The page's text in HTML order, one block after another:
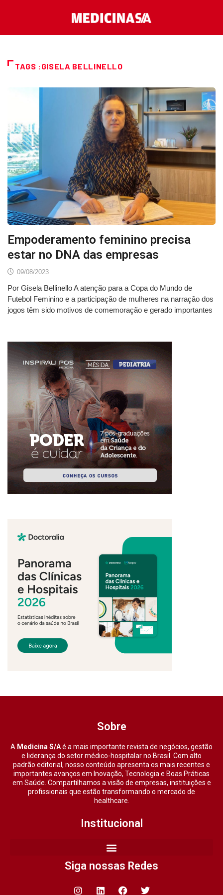
TAGS :GISELA BELLINELLO
Empoderamento feminino precisa
estar no DNA das empresas
09/08/2023
Por Gisela Bellinello A atenção para a Copa do Mundo de
Futebol Feminino e a participação de mulheres na narração dos
jogos têm sido motivos de comemoração e gerado importantes
Sobre
A Medicina S/Aé a mais importante revista de negócios, gestão
e liderança do setor médico-hospitalar no Brasil. Com alto
padrão editorial, nosso conteúdo apresenta os mais recentes e
importantes avanços em Inovação, Tecnologia e Boas Práticas
em Saúde. Compartilhamos a visão de empresas, instituições e
profissionais que estão transformando o mercado de
healthcare.
Institucional
Siga nossas Redes